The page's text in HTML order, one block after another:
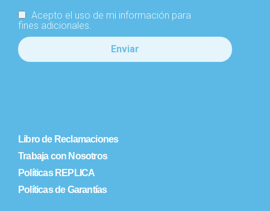
Acepto el uso de mi información para
fines adicionales.
Libro de Reclamaciones
Trabaja con Nosotros
Políticas REPLICA
Políticas de Garantías